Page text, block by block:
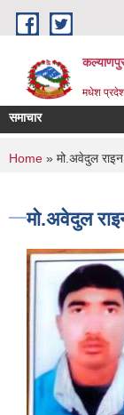
Skip to main content
मधेश
समाचार
You are
Home » मो.अवेदुल राइन
मो.अवेदुल